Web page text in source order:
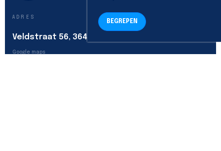
ADRES
Veldstraat 56, 3640 Kinrooi
Google maps
BEGREPEN